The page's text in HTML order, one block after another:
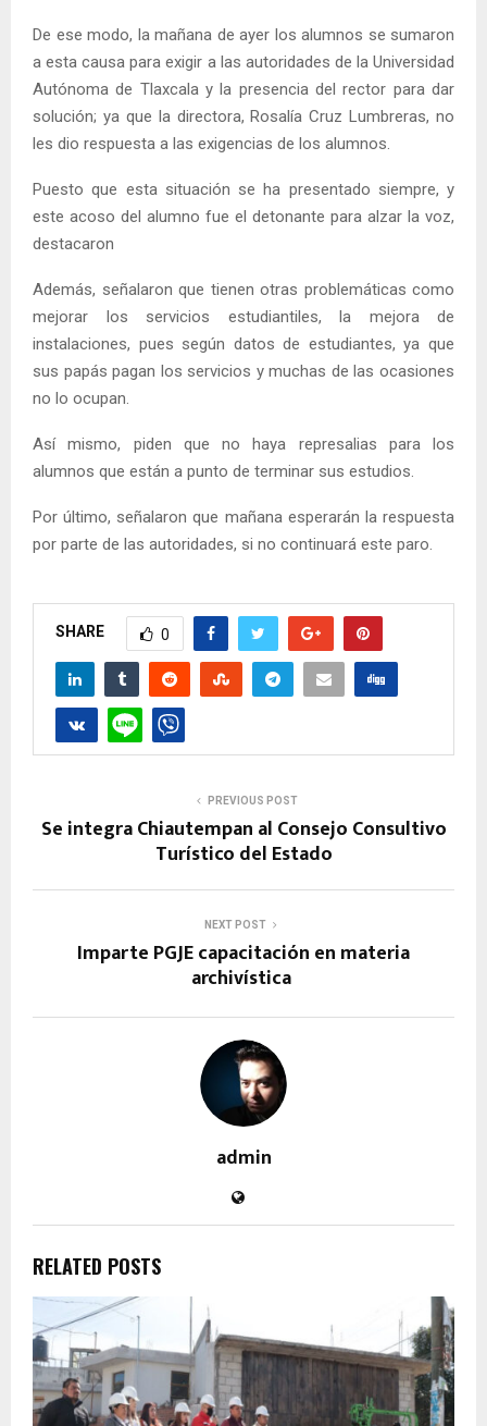
De ese modo, la mañana de ayer los alumnos se sumaron
a esta causa para exigir a las autoridades de la Universidad
Autónoma de Tlaxcala y la presencia del rector para dar
solución; ya que la directora, Rosalía Cruz Lumbreras, no
les dio respuesta a las exigencias de los alumnos.
Puesto que esta situación se ha presentado siempre, y
este acoso del alumno fue el detonante para alzar la voz,
destacaron
Además, señalaron que tienen otras problemáticas como
mejorar los servicios estudiantiles, la mejora de
instalaciones, pues según datos de estudiantes, ya que
sus papás pagan los servicios y muchas de las ocasiones
no lo ocupan.
Así mismo, piden que no haya represalias para los
alumnos que están a punto de terminar sus estudios.
Por último, señalaron que mañana esperarán la respuesta
por parte de las autoridades, si no continuará este paro.
SHARE 0
PREVIOUS POST
Se integra Chiautempan al Consejo Consultivo
Turístico del Estado
NEXT POST
Imparte PGJE capacitación en materia
archivística
admin
RELATED POSTS